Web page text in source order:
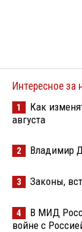
Интересное за
1
Как
августа
2 Владимир
3 Законы,
4
В МИД
войне с